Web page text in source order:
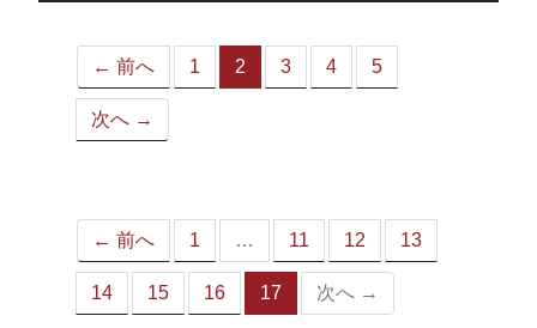
← 前へ 1 2
（こ
3 4 5
次へ →
← 前へ 1 … 11 12 13
14 15 16 17
（こ
次へ →